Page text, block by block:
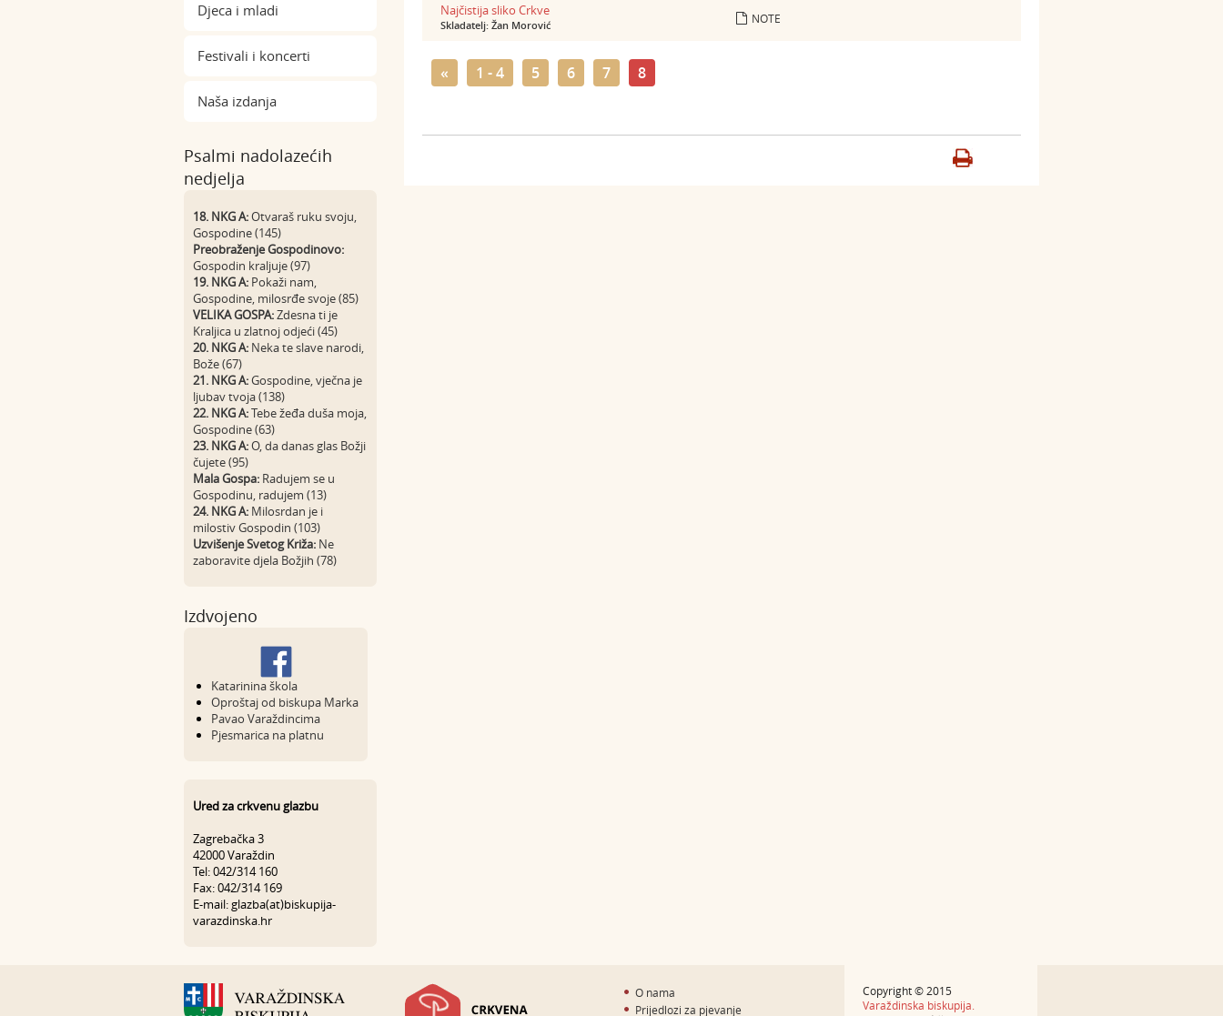
Djeca i mladi
Festivali i koncerti
Naša izdanja
Psalmi nadolazećih
nedjelja
18. NKG A:Otvaraš ruku svoju,
Gospodine (145)
Preobraženje Gospodinovo:
Gospodin kraljuje (97)
19. NKG A: Pokaži nam,
Gospodine, milosrđe svoje (85)
VELIKA GOSPA:Zdesna ti je
Kraljica u zlatnoj odjeći (45)
20. NKG A: Neka te slave narodi,
Bože (67)
21. NKG A:Gospodine, vječna je
ljubav tvoja (138)
22. NKG A:Tebe žeđa duša moja,
Gospodine (63)
23. NKG A:O, da danas glas Božji
čujete (95)
Mala Gospa: Radujem se u
Gospodinu, radujem (13)
24. NKG A: Milosrdan je i
milostiv Gospodin (103)
Uzvišenje Svetog Križa: Ne
zaboravite djela Božjih (78)
Izdvojeno
Katarinina škola
Oproštaj od biskupa Marka
Pavao Varaždincima
Pjesmarica na platnu
Ured za crkvenu glazbu
Zagrebačka 3
42000 Varaždin
Tel: 042/314 160
Fax: 042/314 169
E-mail: glazba(at)biskupija-
varazdinska.hr
Najčistija sliko Crkve
Skladatelj: Žan Morović NOTE
« 1 - 4 5 6 7 8
O nama
Prijedlozi za pjevanje
Copyright © 2015
Varaždinska biskupija.